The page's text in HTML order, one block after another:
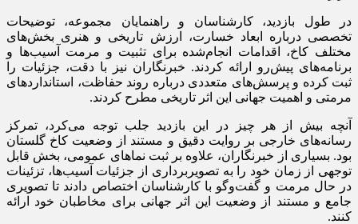
در طول بازدید، کارشناسان و راهنمایان مجموعه، توضیحات
تخصصی درباره ابعاد خسارت، ارزش تاریخی و هنری بخش‌های
مختلف کاخ، اقدامات انجام‌شده برای تثبیت و مرمت آسیب‌ها و
برنامه‌های پیش‌رو ارائه کردند. خبرنگاران نیز با دقت، جزئیات را
ثبت کرده و پرسش‌های متعددی درباره روند حفاظت، استانداردهای
مرمتی و اهمیت جهانی این اثر تاریخی مطرح کردند.
آنچه بیش از هر چیز در این بازدید جلب توجه می‌کرد، تمرکز
رسانه‌های خارجی بر روایت دقیق و مستند از وضعیت کاخ گلستان
بود. بسیاری از خبرنگاران، علاوه بر ثبت نماهای عمومی، بخش قابل
توجهی از زمان خود را به تصویربرداری از جزئیات آسیب‌ها، تزئینات
در حال مرمت و گفت‌وگو با کارشناسان اختصاص دادند تا تصویری
جامع و مستند از وضعیت این اثر جهانی برای مخاطبان خود ارائه
کنند.